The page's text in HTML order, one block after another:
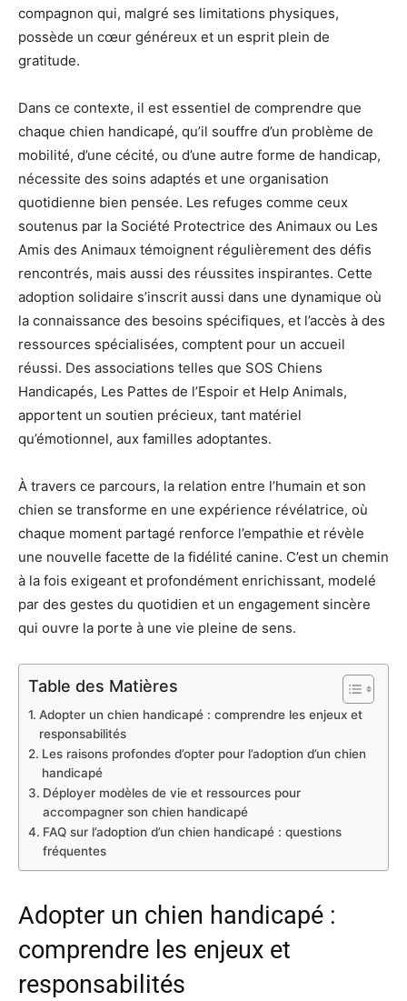
compagnon qui, malgré ses limitations physiques,
possède un cœur généreux et un esprit plein de
gratitude.
Dans ce contexte, il est essentiel de comprendre que
chaque chien handicapé, qu’il souffre d’un problème de
mobilité, d’une cécité, ou d’une autre forme de handicap,
nécessite des soins adaptés et une organisation
quotidienne bien pensée. Les refuges comme ceux
soutenus par la Société Protectrice des Animaux ou Les
Amis des Animaux témoignent régulièrement des défis
rencontrés, mais aussi des réussites inspirantes. Cette
adoption solidaire s’inscrit aussi dans une dynamique où
la connaissance des besoins spécifiques, et l’accès à des
ressources spécialisées, comptent pour un accueil
réussi. Des associations telles que SOS Chiens
Handicapés, Les Pattes de l’Espoir et Help Animals,
apportent un soutien précieux, tant matériel
qu’émotionnel, aux familles adoptantes.
À travers ce parcours, la relation entre l’humain et son
chien se transforme en une expérience révélatrice, où
chaque moment partagé renforce l’empathie et révèle
une nouvelle facette de la fidélité canine. C’est un chemin
à la fois exigeant et profondément enrichissant, modelé
par des gestes du quotidien et un engagement sincère
qui ouvre la porte à une vie pleine de sens.
Table des Matières
Adopter un chien handicapé : comprendre les enjeux et
responsabilités
Les raisons profondes d’opter pour l’adoption d’un chien
handicapé
Déployer modèles de vie et ressources pour
accompagner son chien handicapé
FAQ sur l’adoption d’un chien handicapé : questions
fréquentes
Adopter un chien handicapé :
comprendre les enjeux et
responsabilités